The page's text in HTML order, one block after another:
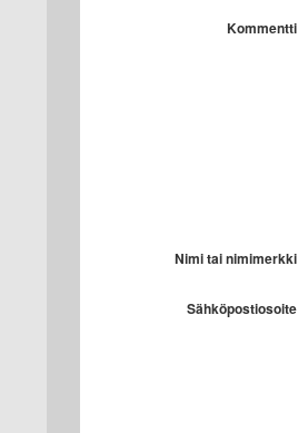
Kommentti
Nimi tai nimimerkki
Sähköpostiosoite